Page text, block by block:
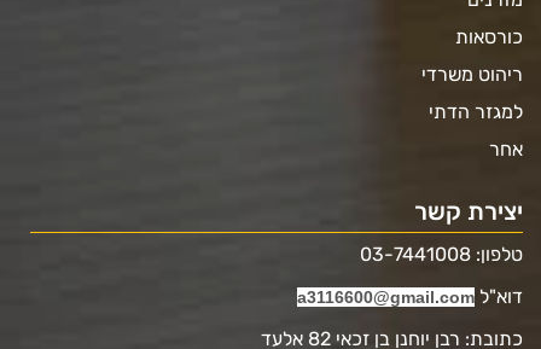
כורסאות
ריהוט משרדי
למגזר הדתי
אחר
יצירת קשר
טלפון: 03-7441008
דוא"ל a3116600@gmail.com
כתובת: רבן יוחנן בן זכאי 82 אלעד